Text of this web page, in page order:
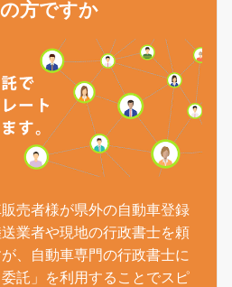
方ですか
売者様が県外の自動車登録
業者や現地の行政書士を頼
、自動車専門の行政書士に
託」を利用することでスピ